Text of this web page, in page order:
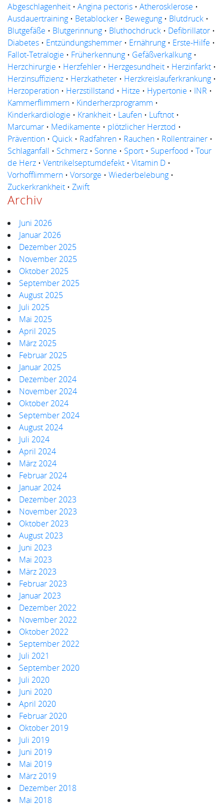
Abgeschlagenheit • Angina pectoris • Atherosklerose •
Ausdauertraining • Betablocker • Bewegung • Blutdruck •
Blutgefäße • Blutgerinnung • Bluthochdruck • Defibrillator •
Diabetes • Entzündungshemmer • Ernährung • Erste-Hilfe •
Fallot-Tetralogie • Früherkennung • Gefäßverkalkung •
Herzchirurgie • Herzfehler • Herzgesundheit • Herzinfarkt •
Herzinsuffizienz • Herzkatheter • Herzkreislauferkrankung •
Herzoperation • Herzstillstand • Hitze • Hypertonie • INR •
Kammerflimmern • Kinderherzprogramm •
Kinderkardiologie • Krankheit • Laufen • Luftnot •
Marcumar • Medikamente • plötzlicher Herztod •
Prävention • Quick • Radfahren • Rauchen • Rollentrainer •
Schlaganfall • Schmerz • Sonne • Sport • Superfood • Tour
de Herz • Ventrikelseptumdefekt • Vitamin D •
Vorhofflimmern • Vorsorge • Wiederbelebung •
Zuckerkrankheit • Zwift
Archiv
Juni 2026
Januar 2026
Dezember 2025
November 2025
Oktober 2025
September 2025
August 2025
Juli 2025
Mai 2025
April 2025
März 2025
Februar 2025
Januar 2025
Dezember 2024
November 2024
Oktober 2024
September 2024
August 2024
Juli 2024
April 2024
März 2024
Februar 2024
Januar 2024
Dezember 2023
November 2023
Oktober 2023
August 2023
Juni 2023
Mai 2023
März 2023
Februar 2023
Januar 2023
Dezember 2022
November 2022
Oktober 2022
September 2022
Juli 2021
September 2020
Juli 2020
Juni 2020
April 2020
Februar 2020
Oktober 2019
Juli 2019
Juni 2019
Mai 2019
März 2019
Dezember 2018
Mai 2018